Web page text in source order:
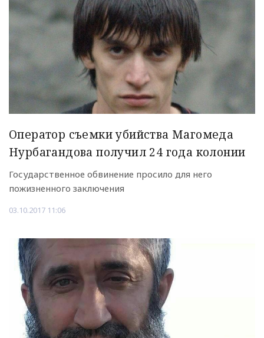
Оператор съемки убийства Магомеда
Нурбагандова получил 24 года колонии
Государственное обвинение просило для него
пожизненного заключения
03.10.2017 11:06